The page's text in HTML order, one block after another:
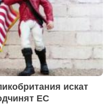
искат
ЕС